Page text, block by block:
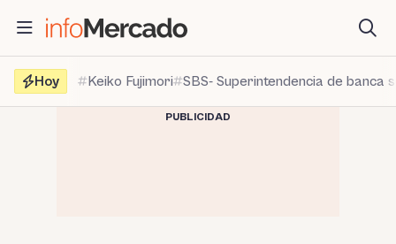
contenido
Hoy
Keiko Fujimori SBS- Superintendencia de banca
PUBLICIDAD